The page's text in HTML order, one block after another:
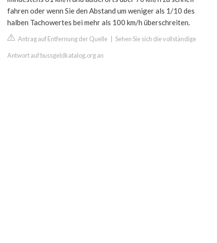
fahren oder wenn Sie den Abstand um weniger als 1/10 des
halben Tachowertes bei mehr als 100 km/h überschreiten.
Antrag auf Entfernung der Quelle Sehen Sie sich die vollständige
Antwort auf bussgeldkatalog.org an